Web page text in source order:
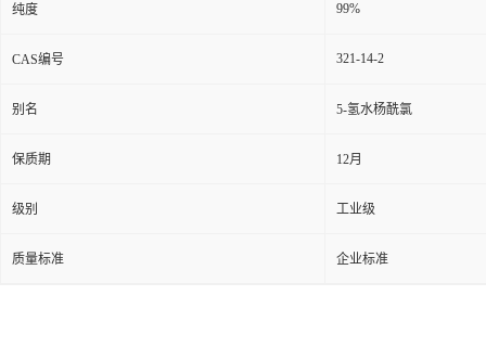
纯度 99%
CAS编号 321-14-2
别名 5-氢水杨酰氯
保质期 12月
级别 工业级
质量标准 企业标准